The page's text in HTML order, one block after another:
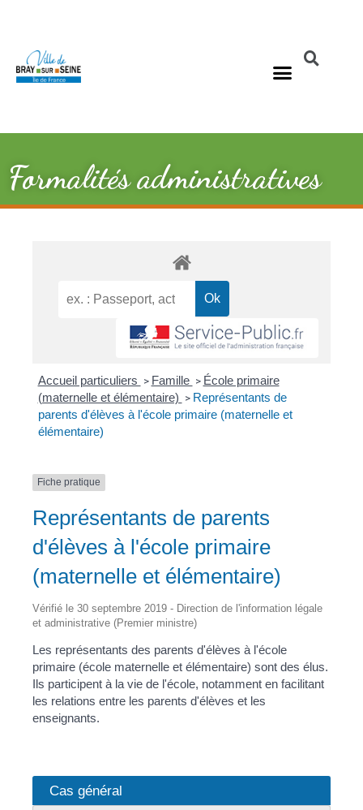
Formalités administratives
Accueil particuliers > Famille > École primaire
(maternelle et élémentaire) > Représentants de
parents d'élèves à l'école primaire (maternelle et
élémentaire)
Fiche pratique
Représentants de parents
d'élèves à l'école primaire
(maternelle et élémentaire)
Vérifié le 30 septembre 2019 - Direction de l'information légale
et administrative (Premier ministre)
Les représentants des parents d'élèves à l'école
primaire (école maternelle et élémentaire) sont des élus.
Ils participent à la vie de l'école, notamment en facilitant
les relations entre les parents d'élèves et les
enseignants.
Cas général